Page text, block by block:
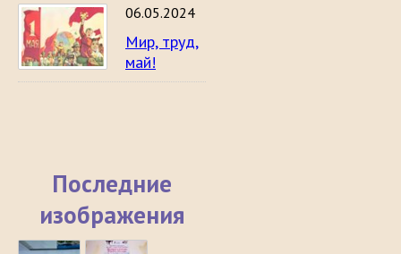
06.05.2024
Мир, труд,
май!
Последние
изображения